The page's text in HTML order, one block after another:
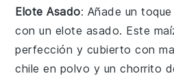
Elote Asado: Añade un
con un elote asado. Este
perfección y cubierto con
chile en polvo y un chorrito